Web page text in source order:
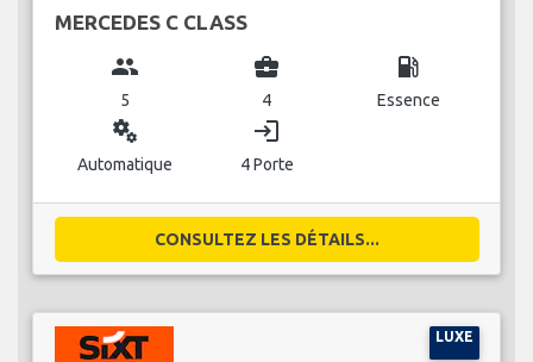
MERCEDES C CLASS
group
5
business_center
4
local_gas_station
Essence
miscellaneous_services
Automatique
login
4 Porte
CONSULTEZ LES DÉTAILS...
LUXE